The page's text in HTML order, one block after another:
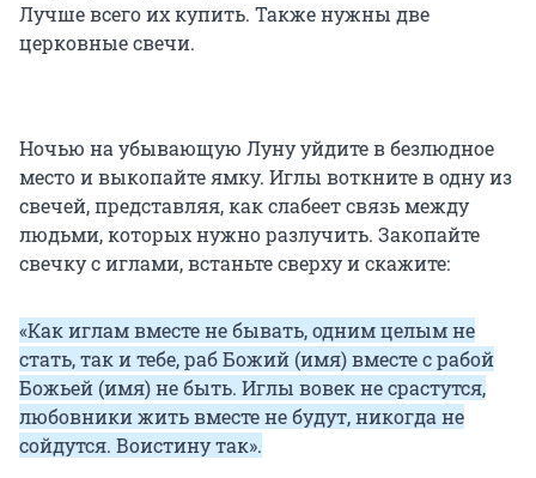
Лучше всего их купить. Также нужны две
церковные свечи.
Ночью на убывающую Луну уйдите в безлюдное
место и выкопайте ямку. Иглы воткните в одну из
свечей, представляя, как слабеет связь между
людьми, которых нужно разлучить. Закопайте
свечку с иглами, встаньте сверху и скажите:
«Как иглам вместе не бывать, одним целым не
стать, так и тебе, раб Божий (имя) вместе с рабой
Божьей (имя) не быть. Иглы вовек не срастутся,
любовники жить вместе не будут, никогда не
сойдутся. Воистину так».